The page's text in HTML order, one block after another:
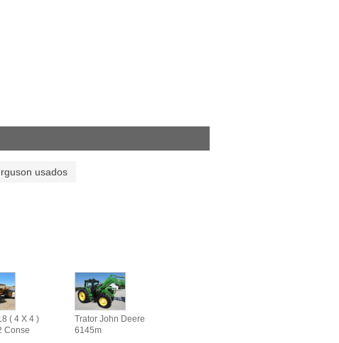
usados
( 4 X 4 )
Conse
Trator John Deere
6145m